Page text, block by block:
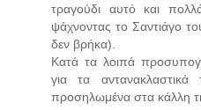
τραγούδι αυτό και
ψάχνοντας το Σαντιάγο
δεν βρήκα).
Κατά τα λοιπά
για τα
προσηλωμένα στα κάλλη